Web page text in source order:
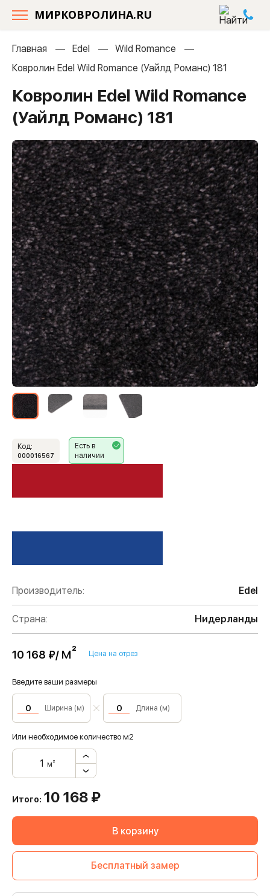
МИРКОВРОЛИНА.RU
Главная Edel
Wild Romance
Ковролин Edel Wild Romance (Уайлд Романс) 181
Ковролин Edel Wild Romance
(Уайлд Романс) 181
Код:
000016567
Есть в
наличии
Производитель: Edel
Страна: Нидерланды
10 168 ₽/ м² Цена на отрез
Введите ваши размеры
Ширина (м) Длина (м)
Или необходимое количество м2
м²
Итого: 10 168 ₽
В корзину
Бесплатный замер